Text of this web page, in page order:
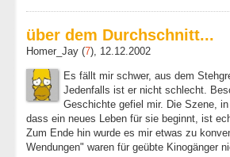
über dem Durchschnitt...
Homer_Jay (7), 12.12.2002
Es fällt mir schwer, aus dem
Jedenfalls ist er nicht schlecht.
Geschichte gefiel mir. Die Szene,
dass ein neues Leben für sie beginnt, ist
Zum Ende hin wurde es mir etwas zu
Wendungen" waren für geübte Kinogänger